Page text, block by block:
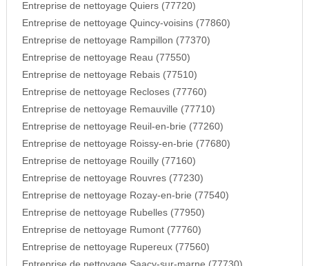
Entreprise de nettoyage Quiers (77720)
Entreprise de nettoyage Quincy-voisins (77860)
Entreprise de nettoyage Rampillon (77370)
Entreprise de nettoyage Reau (77550)
Entreprise de nettoyage Rebais (77510)
Entreprise de nettoyage Recloses (77760)
Entreprise de nettoyage Remauville (77710)
Entreprise de nettoyage Reuil-en-brie (77260)
Entreprise de nettoyage Roissy-en-brie (77680)
Entreprise de nettoyage Rouilly (77160)
Entreprise de nettoyage Rouvres (77230)
Entreprise de nettoyage Rozay-en-brie (77540)
Entreprise de nettoyage Rubelles (77950)
Entreprise de nettoyage Rumont (77760)
Entreprise de nettoyage Rupereux (77560)